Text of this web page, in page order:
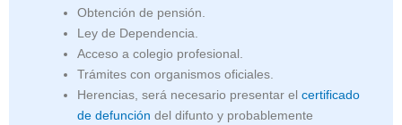
Obtención de pensión.
Ley de Dependencia.
Acceso a colegio profesional.
Trámites con organismos oficiales.
Herencias, será necesario presentar elcertificado
de defunción del difunto y probablemente